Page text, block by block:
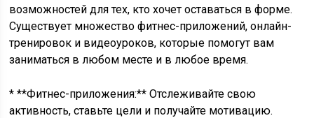
возможностей для тех, кто хочет оставаться в форме.
Существует множество фитнес-приложений, онлайн-
тренировок и видеоуроков, которые помогут вам
заниматься в любом месте и в любое время.
* **Фитнес-приложения:** Отслеживайте свою
активность, ставьте цели и получайте мотивацию.